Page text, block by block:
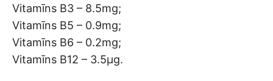
Vitamīns B3 – 8.5mg;
Vitamīns B5 – 0.9mg;
Vitamīns B6 – 0.2mg;
Vitamīns B12 – 3.5μg.